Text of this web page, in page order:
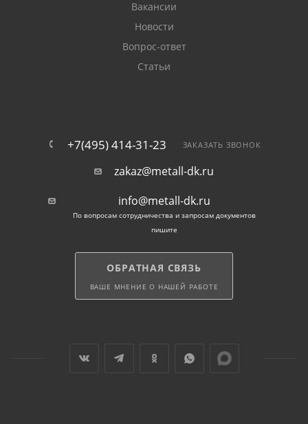
Вакансии
Новости
Вопрос-ответ
Статьи
+7(495) 414-31-23 ЗАКАЗАТЬ ЗВОНОК
zakaz@metall-dk.ru
info@metall-dk.ru
По вопросам сотрудничества и запросам документов
пишите
ОБРАТНАЯ СВЯЗЬ
ВАШЕ МНЕНИЕ О НАШЕЙ РАБОТЕ